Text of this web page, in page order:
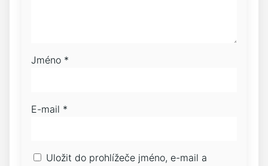
Jméno *
E-mail *
Uložit do prohlížeče jméno, e-mail a